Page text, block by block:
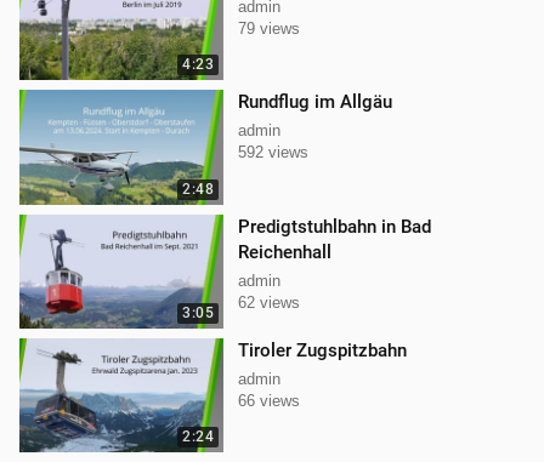
4:23
admin
79 views
2:48
Rundflug im Allgäu
admin
592 views
3:05
Predigtstuhlbahn in Bad
Reichenhall
admin
62 views
2:24
Tiroler Zugspitzbahn
admin
66 views